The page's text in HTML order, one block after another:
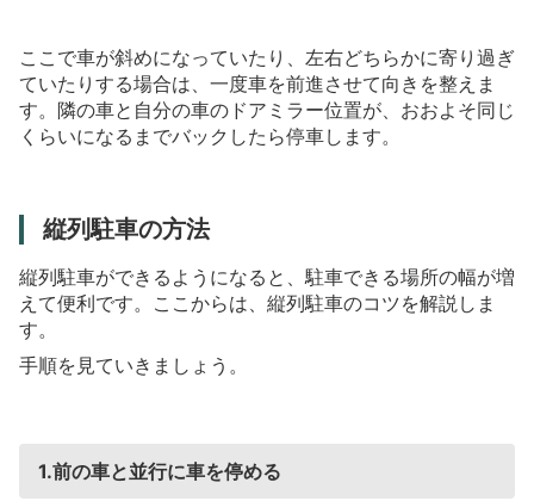
ここで車が斜めになっていたり、左右どちらかに寄り過ぎ
ていたりする場合は、一度車を前進させて向きを整えま
す。隣の車と自分の車のドアミラー位置が、おおよそ同じ
くらいになるまでバックしたら停車します。
縦列駐車の方法
縦列駐車ができるようになると、駐車できる場所の幅が増
えて便利です。ここからは、縦列駐車のコツを解説しま
す。
手順を見ていきましょう。
1.前の車と並行に車を停める